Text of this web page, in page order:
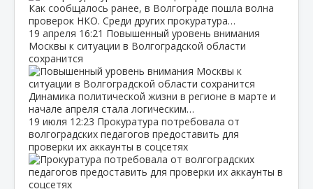
Как сообщалось ранее, в Волгограде пошла волна
проверок НКО. Среди других прокуратура…
19 апреля 16:21 Повышенный уровень внимания
Москвы к ситуации в Волгоградской области
сохранится
Динамика политической жизни в регионе в марте и
начале апреля стала логическим…
19 июля 12:23 Прокуратура потребовала от
волгоградских педагогов предоставить для
проверки их аккаунты в соцсетях